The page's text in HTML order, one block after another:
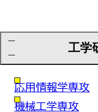
工学
応用情報学専攻
機械工学専攻